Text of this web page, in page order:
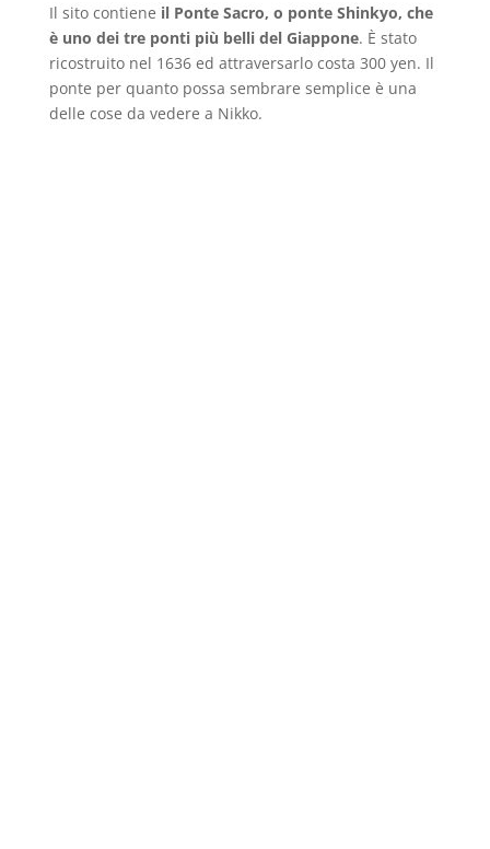
Il sito contiene il Ponte Sacro, o ponte Shinkyo, che
è uno dei tre ponti più belli del Giappone. È stato
ricostruito nel 1636 ed attraversarlo costa 300 yen. Il
ponte per quanto possa sembrare semplice è una
delle cose da vedere a Nikko.